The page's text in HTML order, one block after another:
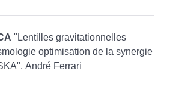
"Lentilles gravitationnelles
optimisation de la synergie
André Ferrari